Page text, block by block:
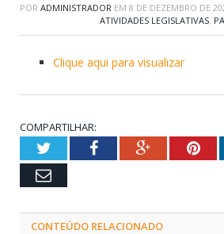
POR ADMINISTRADOR EM 8 DE DEZEMBRO DE
ATIVIDADES LEGISLATIVAS,
Clique aqui para visualizar
COMPARTILHAR:
TwitterFacebookGoogle+
Email
CONTEÚDO RELACIONADO